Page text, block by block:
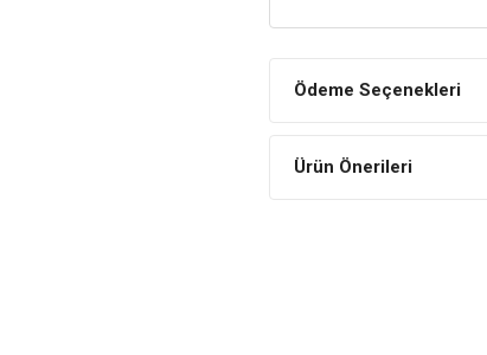
Pençe eklemlerini
Ödeme Seçenekleri
Ürün Önerileri